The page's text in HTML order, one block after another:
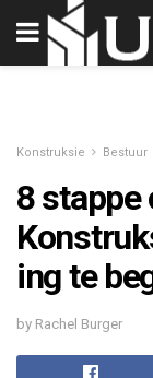
Konstruksie Bestuur
8 stappe
ing te
by Rachel Burger